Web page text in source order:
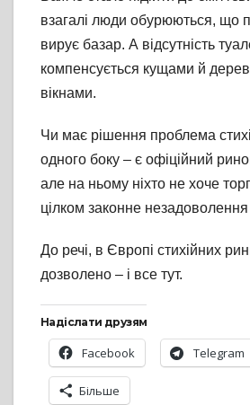
взагалі люди обурюються, що
вирує базар. А відсутність
компенсується кущами й
вікнами.
Чи має рішення проблема
одного боку – є офіційний
але на ньому ніхто не хоче
цілком законне
До речі, в Європі стихійних
дозволено – і все тут.
Надіслати друзям
Facebook Telegram
Більше